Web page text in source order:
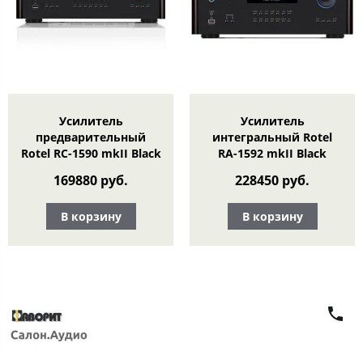
Усилитель
предварительный
Rotel RC-1590 mkII Black
169880 руб.
В корзину
Усилитель
интегральный Rotel
RA-1592 mkII Black
228450 руб.
В корзину